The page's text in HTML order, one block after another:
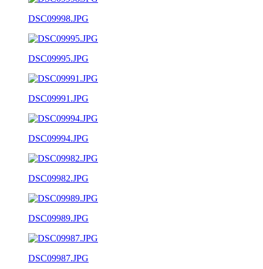
DSC09998.JPG
DSC09995.JPG
DSC09991.JPG
DSC09994.JPG
DSC09982.JPG
DSC09989.JPG
DSC09987.JPG